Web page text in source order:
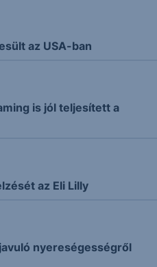
az USA-ban
is jól teljesített a
az Eli Lilly
nyereségességről